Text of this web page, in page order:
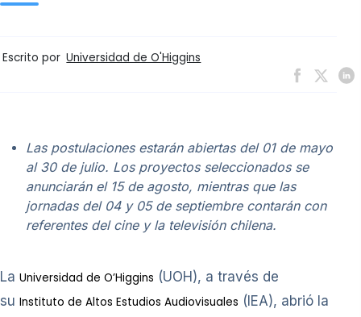
Escrito por Universidad de O'Higgins
Las postulaciones estarán abiertas del 01 de mayo
al 30 de julio. Los proyectos seleccionados se
anunciarán el 15 de agosto, mientras que las
jornadas del 04 y 05 de septiembre contarán con
referentes del cine y la televisión chilena.
La Universidad de O’Higgins (UOH), a través de
su Instituto de Altos Estudios Audiovisuales (IEA), abrió la